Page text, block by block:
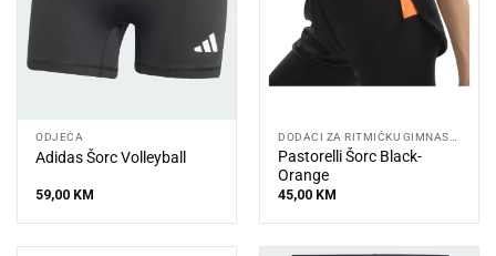
ODJEĆA
Adidas Šorc Volleyball
59,00 KM
Pastorelli Šorc Black-
Orange
45,00 KM